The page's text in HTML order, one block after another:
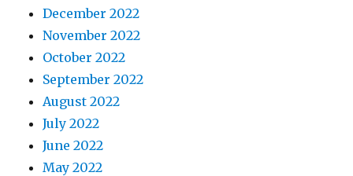
December 2022
November 2022
October 2022
September 2022
August 2022
July 2022
June 2022
May 2022